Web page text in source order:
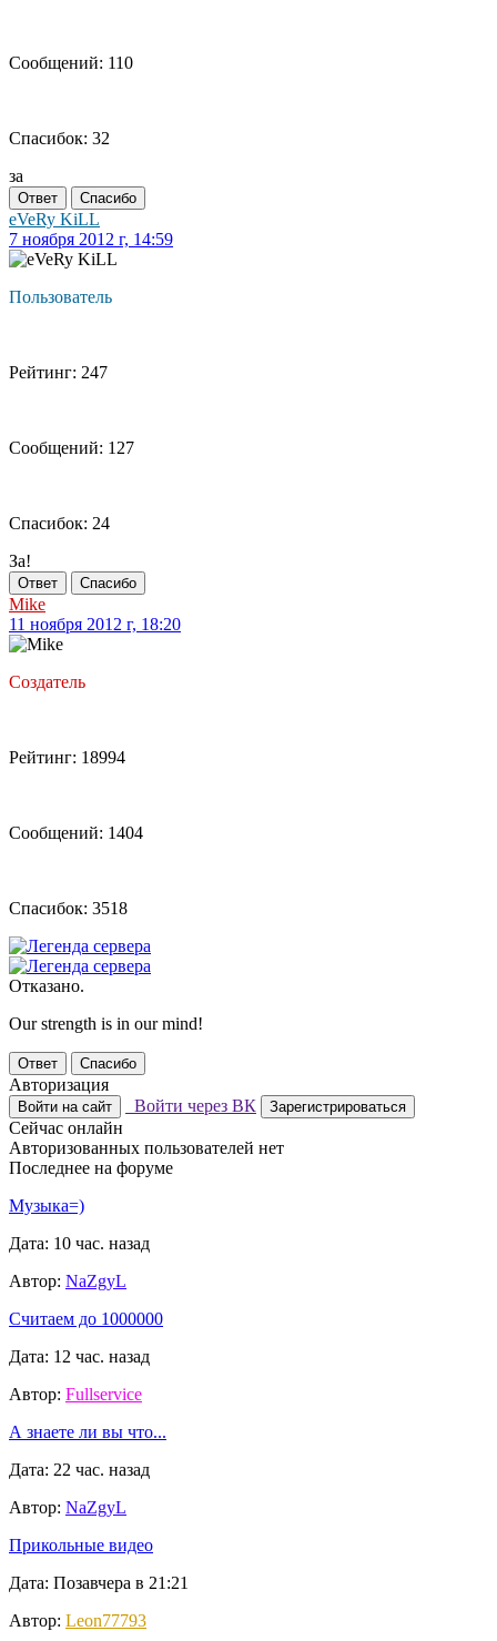
Сообщений: 110
Спасибок: 32
за
Ответ Спасибо
eVeRy KiLL
7 ноября 2012 г, 14:59
Пользователь
Рейтинг: 247
Сообщений: 127
Спасибок: 24
За!
Ответ Спасибо
Mike
11 ноября 2012 г, 18:20
Создатель
Рейтинг: 18994
Сообщений: 1404
Спасибок: 3518
Отказано.
Our strength is in our mind!
Ответ Спасибо
Авторизация
Войти на сайт Войти через ВК Зарегистрироваться
Сейчас онлайн
Авторизованных пользователей нет
Последнее на форуме
Музыка=)
Дата: 10 час. назад
Автор: NaZgyL
Считаем до 1000000
Дата: 12 час. назад
Автор: Fullservice
А знаете ли вы что...
Дата: 22 час. назад
Автор: NaZgyL
Прикольные видео
Дата: Позавчера в 21:21
Автор: Leon77793